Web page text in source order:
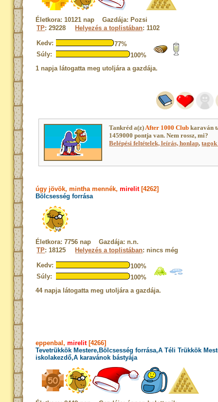
Életkora: 10121 nap Gazdája: Pozsi
TP: 29228 Helyezés a toplistában: 1102
Kedv:
77%
Súly:
100%
1 napja látogatta meg utoljára a gazdája.
Tankréd a(z)After 1000 Club karaván
1459000 pontja van. Nem rossz, mi?
Belépési feltételek, leírás, honlap,
úgy jövök, mintha mennék,mirelit[4262]
Bölcsesség forrása
Életkora: 7756 nap Gazdája: n.n.
TP: 18125 Helyezés a toplistában: nincs még
Kedv:
100%
Súly:
100%
44 napja látogatta meg utoljára a gazdája.
eppenbal,mirelit[4266]
Tevetrükkök Mestere,Bölcsesség forrása,A Téli Trükkök
iskolakezdő,A karavánok bástyája